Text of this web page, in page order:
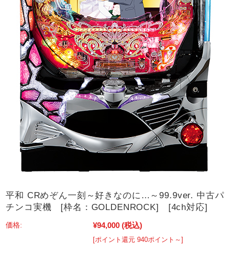
平和 CRめぞん一刻～好きなのに…～99.9ver. 中古パ
チンコ実機 [枠名：GOLDENROCK] [4ch対応]
価格: ¥94,000 (税込)
[ポイント還元 940ポイント～]